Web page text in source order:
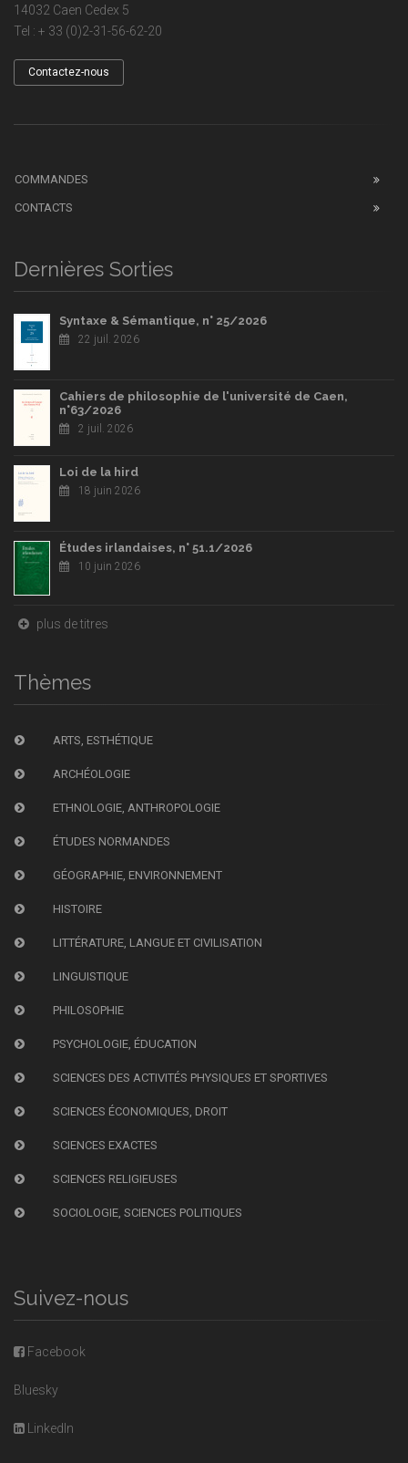
14032 Caen Cedex 5
Tel : + 33 (0)2-31-56-62-20
Contactez-nous
COMMANDES
CONTACTS
Dernières Sorties
Syntaxe & Sémantique, n° 25/2026
22 juil. 2026
Cahiers de philosophie de l'université de Caen,
n°63/2026
2 juil. 2026
Loi de la hird
18 juin 2026
Études irlandaises, n° 51.1/2026
10 juin 2026
plus de titres
Thèmes
ARTS, ESTHÉTIQUE
ARCHÉOLOGIE
ETHNOLOGIE, ANTHROPOLOGIE
ÉTUDES NORMANDES
GÉOGRAPHIE, ENVIRONNEMENT
HISTOIRE
LITTÉRATURE, LANGUE ET CIVILISATION
LINGUISTIQUE
PHILOSOPHIE
PSYCHOLOGIE, ÉDUCATION
SCIENCES DES ACTIVITÉS PHYSIQUES ET SPORTIVES
SCIENCES ÉCONOMIQUES, DROIT
SCIENCES EXACTES
SCIENCES RELIGIEUSES
SOCIOLOGIE, SCIENCES POLITIQUES
Suivez-nous
Facebook
Bluesky
LinkedIn